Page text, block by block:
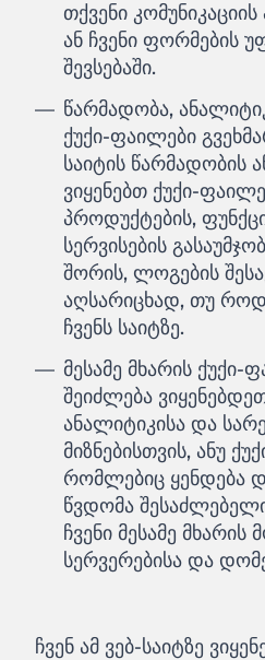
თქვენი
ან ჩვენი ფორმების
შევსებაში.
წარმადობა,
ქუქი-ფაილები
საიტის წარმადობის
ვიყენებთ ქუქი-
პროდუქტების,
სერვისების
შორის, ლოგების
აღსარიცხად, თუ
ჩვენს საიტზე.
მესამე მხარის ქუქი-
შეიძლება
ანალიტიკისა და
მიზნებისთვის, ანუ
რომლებიც ყენდება
წვდომა
ჩვენი მესამე
სერვერებისა და
ჩვენ ამ ვებ-საიტზე